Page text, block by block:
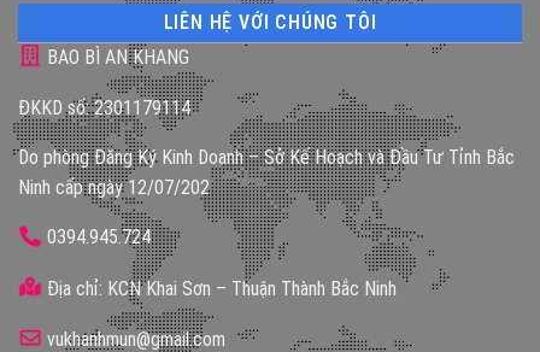
LIÊN HỆ VỚI CHÚNG TÔI
BAO BÌ AN KHANG
ĐKKD số: 2301179114
Do phòng Đăng Ký Kinh Doanh – Sở Kế Hoạch và Đầu Tư Tỉnh Bắc
Ninh cấp ngày 12/07/202
0394.945.724
Địa chỉ: KCN Khai Sơn – Thuận Thành Bắc Ninh
vukhanhmun@gmail.com